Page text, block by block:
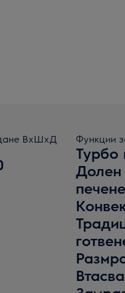
ВxШxД
Функции
Турбо
Долен